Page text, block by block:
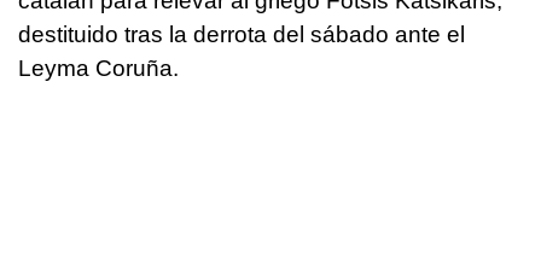
destituido tras la derrota del sábado ante el
Leyma Coruña.